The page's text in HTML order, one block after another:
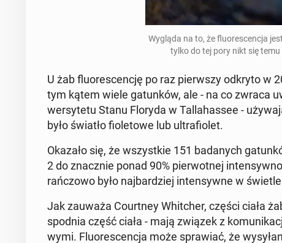
Wygląda na to, że flu­ore­scen­cja
tylko do tej pory nikt się
U żab flu­ore­scen­cję po raz pierw­szy odkryto w
tym kątem wiele ga­tun­ków, ale - na co zwraca
wer­sy­te­tu Stanu Floryda w Tal­la­has­see -
było światło fio­le­to­we lub ul­tra­fio­let.
Okazało się, że wszyst­kie 151 ba­da­nych
2 do znacz­nie ponad 90% pier­wot­nej
rań­czo­wo było naj­bar­dziej in­ten­syw­ne w
Jak zauważa Co­urt­ney Whit­cher, części ciała
spodnia część ciała - mają związek z
wy­mi. Flu­ore­scen­cja może spra­wiać, że